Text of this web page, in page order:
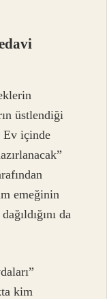
üstlendiği
Ev içinde
emeğinin
da
kim